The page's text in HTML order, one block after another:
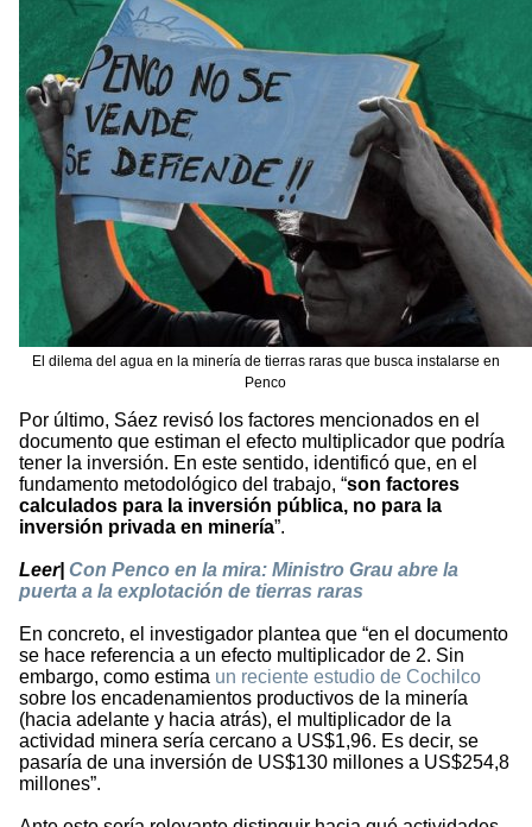
El dilema del agua en la minería de tierras raras que busca instalarse en
Penco
Por último, Sáez revisó los factores mencionados en el
documento que estiman el efecto multiplicador que podría
tener la inversión. En este sentido, identificó que, en el
fundamento metodológico del trabajo, “son factores
calculados para la inversión pública, no para la
inversión privada en minería”.
Leer| Con Penco en la mira: Ministro Grau abre la
puerta a la explotación de tierras raras
En concreto, el investigador plantea que “en el documento
se hace referencia a un efecto multiplicador de 2. Sin
embargo, como estima un reciente estudio de Cochilco
sobre los encadenamientos productivos de la minería
(hacia adelante y hacia atrás), el multiplicador de la
actividad minera sería cercano a US$1,96. Es decir, se
pasaría de una inversión de US$130 millones a US$254,8
millones”.